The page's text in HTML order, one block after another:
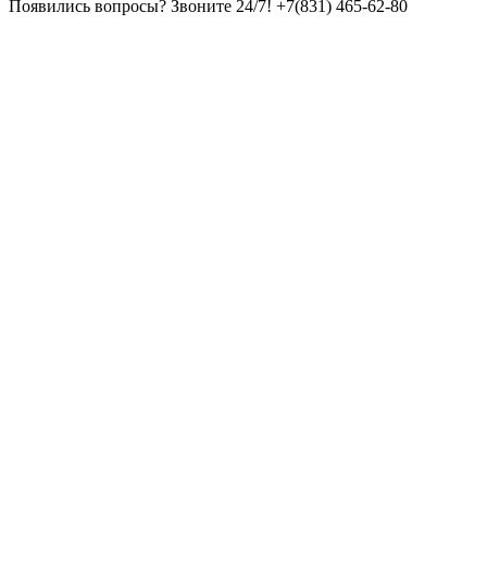
Появились вопросы? Звоните 24/7! +7(831) 465-62-80